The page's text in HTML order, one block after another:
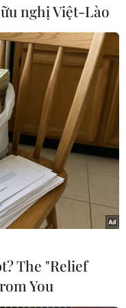
Phương Trang
(Vietnam+)
nghị Việt-Lào
The "Relief
You